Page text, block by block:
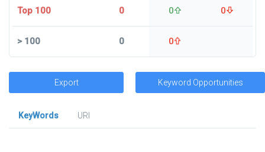
Top 100 0 0 0
>100 0 0
Export Keyword Opportunities
KeyWords
URl